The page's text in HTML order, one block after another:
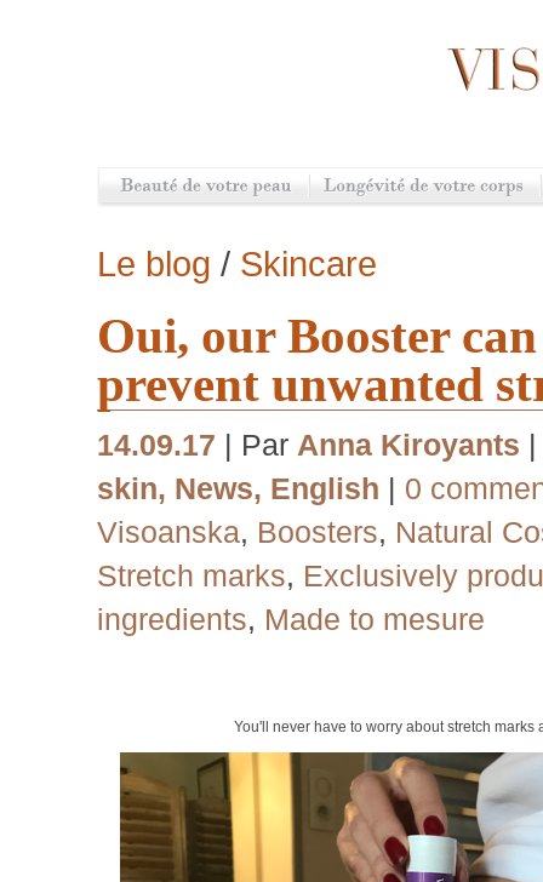
Le blog / Skincare
Oui, our Booster
prevent unwanted
14.09.17 | Par Anna Kiroyants
skin, News, English | 0
Visoanska, Boosters, Natural
Stretch marks, Exclusively
ingredients, Made to mesure
You'll never have to worry about stretch marks